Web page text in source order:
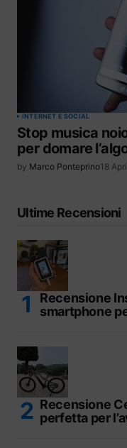
INTERNET E SOCIAL
Stop musica
per domare
by Marco Ponteprino18
Ultime Recensioni
Recensione
smartphone
Recensione
perfetta per